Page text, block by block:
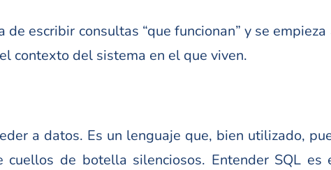
escribir consultas “que funcionan” y se
contexto del sistema en el que viven.
a datos. Es un lenguaje que, bien utilizado,
de botella silenciosos. Entender SQL es